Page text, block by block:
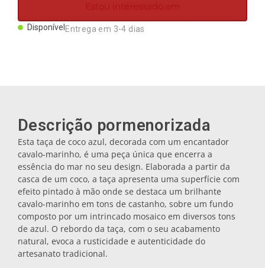
Bases de copos
Tampas
Galheteiros
Bases para tachos
Estou interessado em
Disponível Entrega em 3-4 dias
Descrição pormenorizada
Esta taça de coco azul, decorada com um encantador
cavalo-marinho, é uma peça única que encerra a
essência do mar no seu design. Elaborada a partir da
casca de um coco, a taça apresenta uma superfície com
efeito pintado à mão onde se destaca um brilhante
cavalo-marinho em tons de castanho, sobre um fundo
composto por um intrincado mosaico em diversos tons
de azul. O rebordo da taça, com o seu acabamento
natural, evoca a rusticidade e autenticidade do
artesanato tradicional.